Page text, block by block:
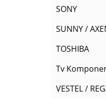
SONY
SUNNY /
TOSHIBA
Tv
VESTEL /